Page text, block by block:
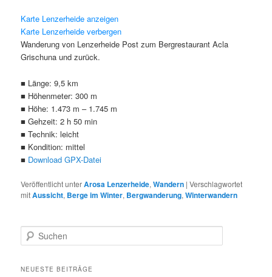
Karte Lenzerheide anzeigen
Karte Lenzerheide verbergen
Wanderung von Lenzerheide Post zum Bergrestaurant Acla
Grischuna und zurück.
■ Länge: 9,5 km
■ Höhenmeter: 300 m
■ Höhe: 1.473 m – 1.745 m
■ Gehzeit: 2 h 50 min
■ Technik: leicht
■ Kondition: mittel
■ Download GPX-Datei
Veröffentlicht unterArosa Lenzerheide,Wandern |Verschlagwortet
mitAussicht, Berge im Winter, Bergwanderung,Winterwandern
u
h
NEUESTE BEITRÄGE